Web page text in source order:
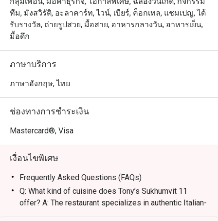
เน่) ด้วยรับรองว่าคุ้มค่าทุกแคลอรี่
・Tony’s Sukhumvit 11 เป็นร้านอาหารอิตาเลียน-อเมริกัน
11 เดินทางสะดวกสบายใกล้กับ ซอยสุขุมวิท 11 และ BTS
นานา บรรยากาศภายในร้านออกแบบมาให้เหมาะสำหรับ
การสังสรรค์ ทั้งแบบครอบครัวและกลุ่มเพื่อน
・ทางร้านมีชื่อเสียงในเมนู Truffle Pizza และ Italian Burrata
รวมถึง Oysters สดใหม่ และ Double Smash Burger ที่เปี่ยม
ด้วยรสชาติ มอบประสบการณ์อาหารอิตาเลียนรสชาติต้น
・สำหรับชาวไทย ที่นี่คือคำตอบของพิซซ่าแป้งเบาเกรียม
กรอบหอม พร้อมซอสมะเขือเทศและชีสที่รสชาติเข้มข้น
ส่วนนักท่องเที่ยวจะได้สัมผัสรสชาติอิตาเลียนแท้ระดับโลกที่
เทียบชั้นร้านดังใน NYC ในทำเลที่สะดวกสบายใจกลาง
ทีม, มังสวิรัติ, อะลาคาร์ท, ไวน์, เบียร์, ค็อกเทล, แชมเปญ, ได้
รับรางวัล, ถ่ายรูปสวย, มื้อสาย, อาหารกลางวัน, อาหารเย็น,
มื้อดึก
ภาษาบริการ
ภาษาอังกฤษ, ไทย
ช่องทางการชำระเงิน
Mastercard®, Visa
เงื่อนไขพิเศษ
Frequently Asked Questions (FAQs)
Q: What kind of cuisine does Tony’s Sukhumvit 11
offer? A: The restaurant specializes in authentic Italian-
American cuisine, ranging from artisanal pizzas and